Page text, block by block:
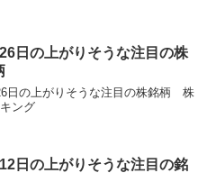
日の上がりそうな注目の株
日の上がりそうな注目の株銘柄 株
ング
日の上がりそうな注目の銘